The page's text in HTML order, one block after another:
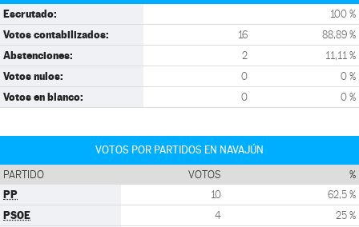
Escrutado: 100 %
Votos contabilizados: 16 88,89 %
Abstenciones: 2 11,11 %
Votos nulos: 0 0 %
Votos en blanco: 0 0 %
VOTOS POR PARTIDOS EN NAVAJÚN
PARTIDO VOTOS %
PP 10 62,5 %
PSOE 4 25 %